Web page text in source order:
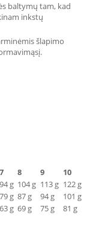
baltymų tam, kad
inkstų
šlapimo
7 8 9
10
94 g 104 g 113 g 122 g
79 g 87 g 94 g
101 g
63 g 69 g 75 g 81 g